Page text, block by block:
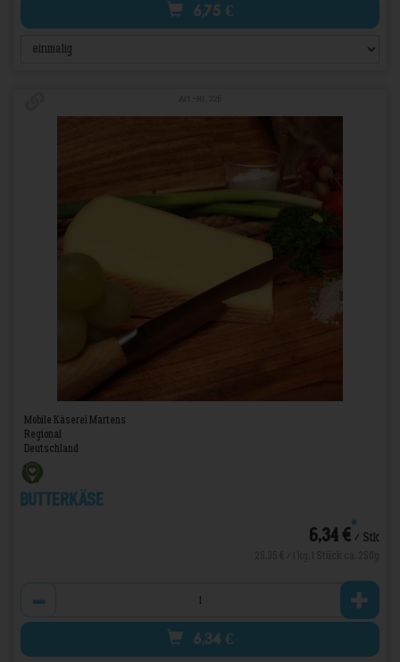
6,75 €
Mobile Käserei Martens
Regional
Deutschland
Butterkäse
6,34 €*/ Stk
6,34 €